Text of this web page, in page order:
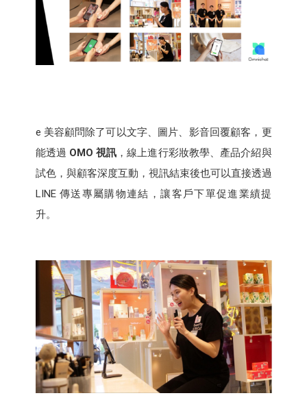
e 美容顧問除了可以文字、圖片、影音回覆顧客，更
能透過 OMO 視訊 ，線上進行彩妝教學、產品介紹與
試色，與顧客深度互動，視訊結束後也可以直接透過
LINE 傳送專屬購物連結，讓客戶下單促進業績提
升。